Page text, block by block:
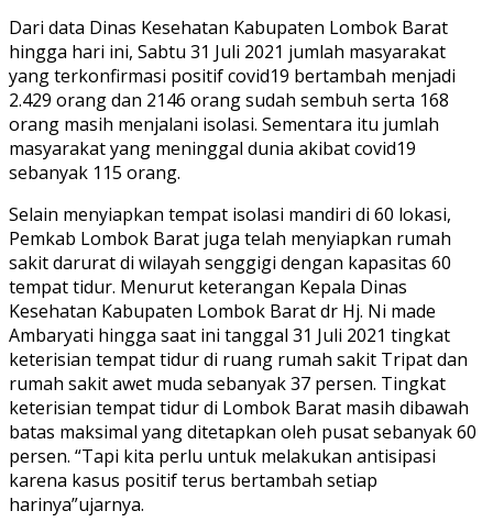
Dari data Dinas Kesehatan Kabupaten Lombok Barat
hingga hari ini, Sabtu 31 Juli 2021 jumlah masyarakat
yang terkonfirmasi positif covid19 bertambah menjadi
2.429 orang dan 2146 orang sudah sembuh serta 168
orang masih menjalani isolasi. Sementara itu jumlah
masyarakat yang meninggal dunia akibat covid19
sebanyak 115 orang.
Selain menyiapkan tempat isolasi mandiri di 60 lokasi,
Pemkab Lombok Barat juga telah menyiapkan rumah
sakit darurat di wilayah senggigi dengan kapasitas 60
tempat tidur. Menurut keterangan Kepala Dinas
Kesehatan Kabupaten Lombok Barat dr Hj. Ni made
Ambaryati hingga saat ini tanggal 31 Juli 2021 tingkat
keterisian tempat tidur di ruang rumah sakit Tripat dan
rumah sakit awet muda sebanyak 37 persen. Tingkat
keterisian tempat tidur di Lombok Barat masih dibawah
batas maksimal yang ditetapkan oleh pusat sebanyak 60
persen. “Tapi kita perlu untuk melakukan antisipasi
karena kasus positif terus bertambah setiap
harinya”ujarnya.